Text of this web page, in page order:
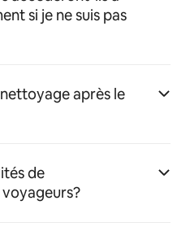
si je ne suis pas
après le
de